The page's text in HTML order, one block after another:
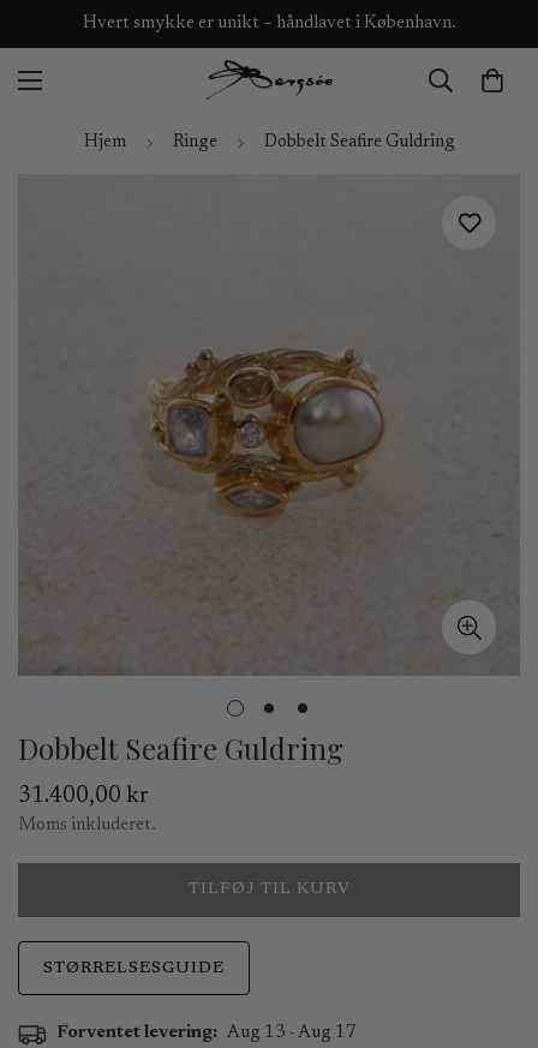
Hvert smykke er unikt – håndlavet i København.
Hjem Ringe Dobbelt Seafire Guldring
Dobbelt Seafire Guldring
Normal
pris
31.400,00 kr
Moms inkluderet.
TILFØJ TIL KURV
STØRRELSESGUIDE
Forventet levering: Aug 13 - Aug 17